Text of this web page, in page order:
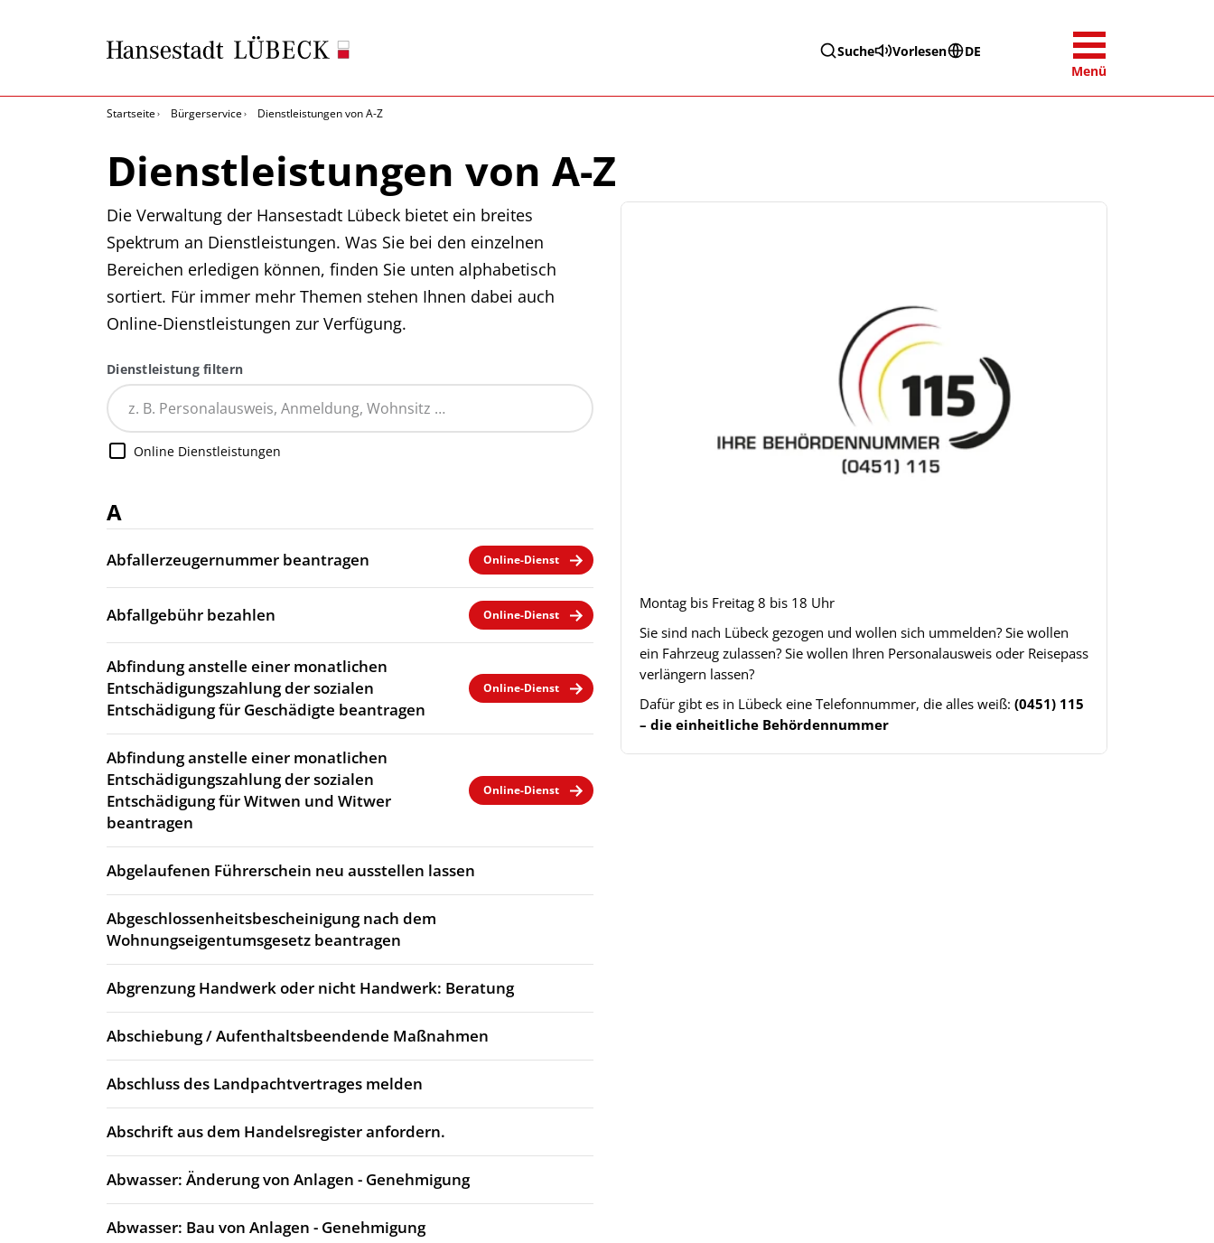
Suche Vorlesen
DE
Menü
Startseite Bürgerservice Dienstleistungen von A-Z
Dienstleistungen von A-Z
Die Verwaltung der Hansestadt Lübeck bietet ein breites
Spektrum an Dienstleistungen. Was Sie bei den einzelnen
Bereichen erledigen können, finden Sie unten alphabetisch
sortiert. Für immer mehr Themen stehen Ihnen dabei auch
Online-Dienstleistungen zur Verfügung.
Dienstleistung filtern
Online Dienstleistungen
A
Abfallerzeugernummer beantragen Online-Dienst
Abfallgebühr bezahlen Online-Dienst
Abfindung anstelle einer monatlichen
Entschädigungszahlung der sozialen
Entschädigung für Geschädigte beantragen
Online-Dienst
Abfindung anstelle einer monatlichen
Entschädigungszahlung der sozialen
Entschädigung für Witwen und Witwer
beantragen
Online-Dienst
Abgelaufenen Führerschein neu ausstellen lassen
Abgeschlossenheitsbescheinigung nach dem
Wohnungseigentumsgesetz beantragen
Abgrenzung Handwerk oder nicht Handwerk: Beratung
Abschiebung / Aufenthaltsbeendende Maßnahmen
Abschluss des Landpachtvertrages melden
Abschrift aus dem Handelsregister anfordern.
Abwasser: Änderung von Anlagen - Genehmigung
Abwasser: Bau von Anlagen - Genehmigung
Montag bis Freitag 8 bis 18 Uhr
Sie sind nach Lübeck gezogen und wollen sich ummelden? Sie wollen
ein Fahrzeug zulassen? Sie wollen Ihren Personalausweis oder Reisepass
verlängern lassen?
Dafür gibt es in Lübeck eine Telefonnummer, die alles weiß: (0451) 115
– die einheitliche Behördennummer